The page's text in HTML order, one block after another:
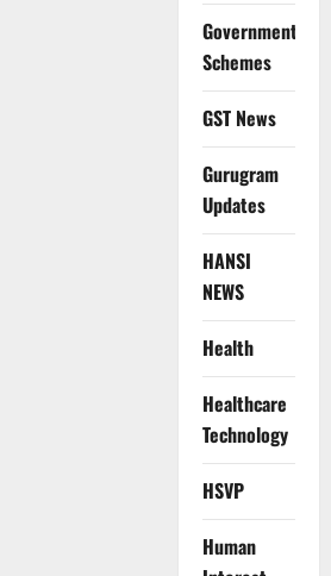
Government
Schemes
GST News
Gurugram
Updates
HANSI
NEWS
Health
Healthcare
Technology
HSVP
Human